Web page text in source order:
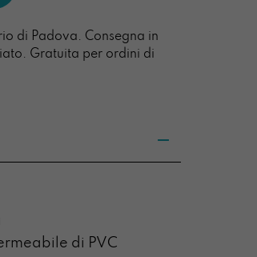
di Padova. Consegna in
Gratuita per ordini di
di PVC